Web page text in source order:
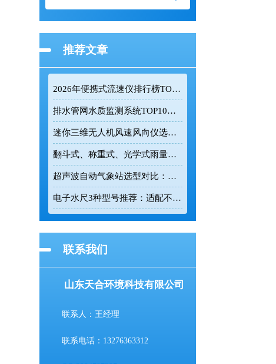
推荐文章
2026年便携式流速仪排行榜TOP10：采购前必看的实力榜单
排水管网水质监测系统TOP10推荐榜单
迷你三维无人机风速风向仪选型：云境天合TH-F1H助力空中风场监测
翻斗式、称重式、光学式雨量计精度大横评：哪种雨量计测量最准？
超声波自动气象站选型对比：云境天合 TH-CQX6 与天蔚 TW-CQX5 推荐
电子水尺3种型号推荐：适配不同水深监测场景
联系我们
山东天合环境科技有限公司
联系人：王经理
联系电话：13276363312